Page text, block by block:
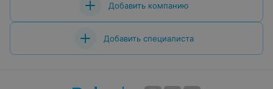
Добавить компанию
Добавить специалиста